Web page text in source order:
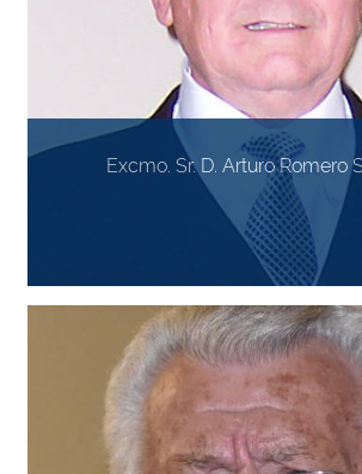
Excmo. Sr. D. Arturo Romero